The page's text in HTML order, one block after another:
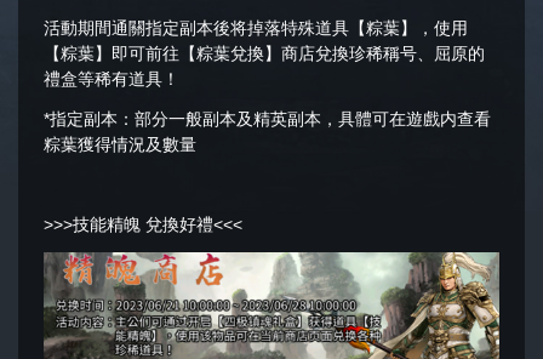
活動期間通關指定副本後将掉落特殊道具【粽葉】，使用
【粽葉】即可前往【粽葉兌換】商店兌換珍稀稱号、屈原的
禮盒等稀有道具！
*指定副本：部分一般副本及精英副本，具體可在遊戲内查看
粽葉獲得情況及數量
>>>技能精魄 兌換好禮<<<